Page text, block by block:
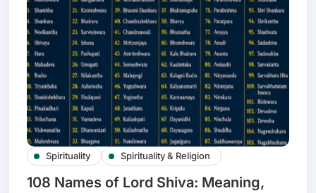
Spirituality Spirituality & Religion
108 Names of Lord Shiva: Meaning,